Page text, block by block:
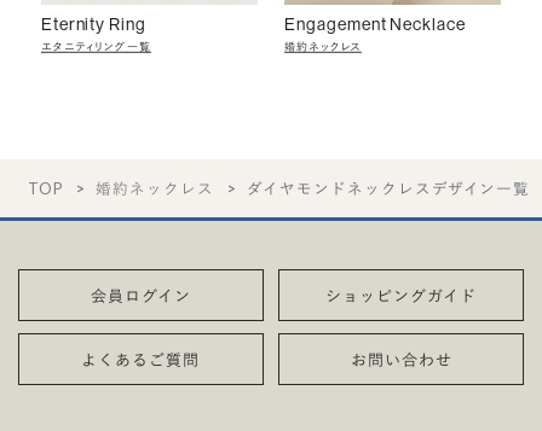
Eternity Ring
エタニティリング一覧
Engagement Necklace
婚約ネックレス
TOP 婚約ネックレス ダイヤモンドネックレスデザイン一覧
会員ログイン ショッピングガイド
よくあるご質問 お問い合わせ